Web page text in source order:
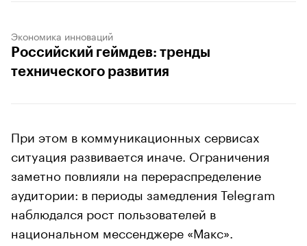
Экономика инноваций
Российский геймдев: тренды
технического развития
При этом в коммуникационных сервисах
ситуация развивается иначе. Ограничения
заметно повлияли на перераспределение
аудитории: в периоды замедления Telegram
наблюдался рост пользователей в
национальном мессенджере «Макс».